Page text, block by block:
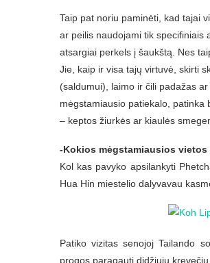
Taip pat noriu paminėti, kad tajai
ar peilis naudojami tik specifiniais
atsargiai perkels į šaukštą. Nes
Jie, kaip ir visa tajų virtuvė, skirti
(saldumui), laimo ir čili padažas
mėgstamiausio patiekalo, patinka
– keptos žiurkės ar kiaulės
-Kokios mėgstamiausios
Kol kas pavyko apsilankyti
Hua Hin miestelio dalyvavau
Patiko vizitas senojoj Tailando
progos paragauti didžiųjų